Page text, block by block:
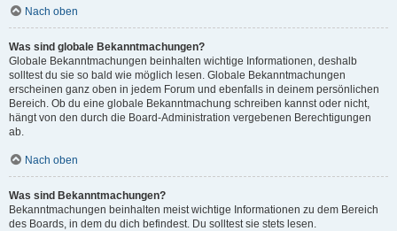
Nach oben
Was sind globale Bekanntmachungen?
Globale Bekanntmachungen beinhalten wichtige Informationen, deshalb
solltest du sie so bald wie möglich lesen. Globale Bekanntmachungen
erscheinen ganz oben in jedem Forum und ebenfalls in deinem persönlichen
Bereich. Ob du eine globale Bekanntmachung schreiben kannst oder nicht,
hängt von den durch die Board-Administration vergebenen Berechtigungen
ab.
Nach oben
Was sind Bekanntmachungen?
Bekanntmachungen beinhalten meist wichtige Informationen zu dem Bereich
des Boards, in dem du dich befindest. Du solltest sie stets lesen.